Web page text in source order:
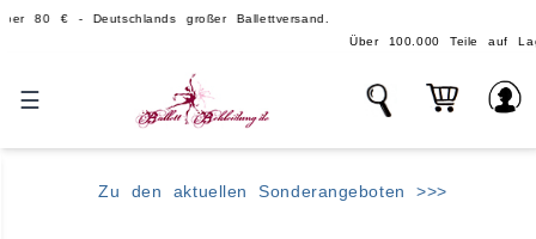
€ - Deutschlands großer Ballettversand.
Über 100.000 Teile auf Lager -
☰
Zu den aktuellen Sonderangeboten >>>